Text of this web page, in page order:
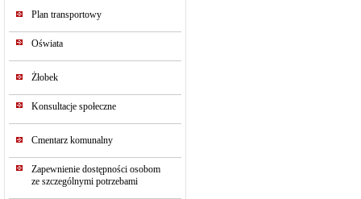
Plan transportowy
Oświata
Żłobek
Konsultacje społeczne
Cmentarz komunalny
Zapewnienie dostępności osobom
ze szczególnymi potrzebami